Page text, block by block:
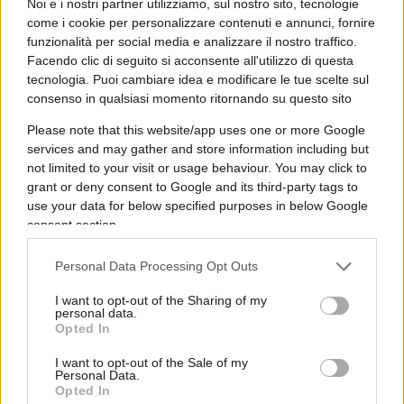
Noi e i nostri partner utilizziamo, sul nostro sito, tecnologie
come i cookie per personalizzare contenuti e annunci, fornire
funzionalità per social media e analizzare il nostro traffico.
Facendo clic di seguito si acconsente all'utilizzo di questa
tecnologia. Puoi cambiare idea e modificare le tue scelte sul
consenso in qualsiasi momento ritornando su questo sito
Please note that this website/app uses one or more Google
services and may gather and store information including but
not limited to your visit or usage behaviour. You may click to
grant or deny consent to Google and its third-party tags to
use your data for below specified purposes in below Google
consent section.
Personal Data Processing Opt Outs
I want to opt-out of the Sharing of my
personal data.
Opted In
I want to opt-out of the Sale of my
Personal Data.
Opted In
Rispondi
Emanuele
16 Ottobre 2024, 9:15 9:15
Il problema non è l’ipocrisia dei politici, come qualcuno
sostiene, ma la parzialità dei giudici.
Dispiace che molti non capiscano la differenza e non ne
percepiscano i gravi rischi
Rispondi
Bernardo
15 Ottobre 2024, 17:41 17:41
Ha stata la magistratura ovviamente
Rispondi